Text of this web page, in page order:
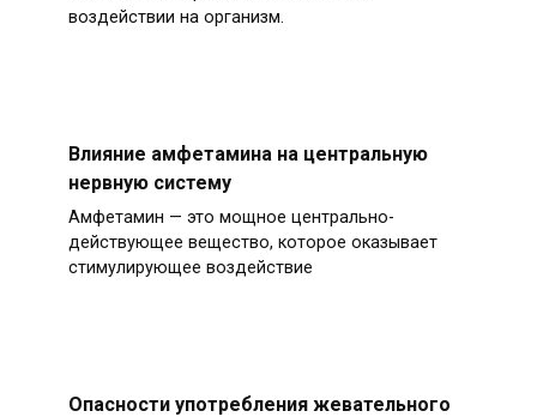
воздействии на организм.
Влияние амфетамина на центральную
нервную систему
Амфетамин — это мощное центрально-
действующее вещество, которое оказывает
стимулирующее воздействие
Опасности употребления жевательного